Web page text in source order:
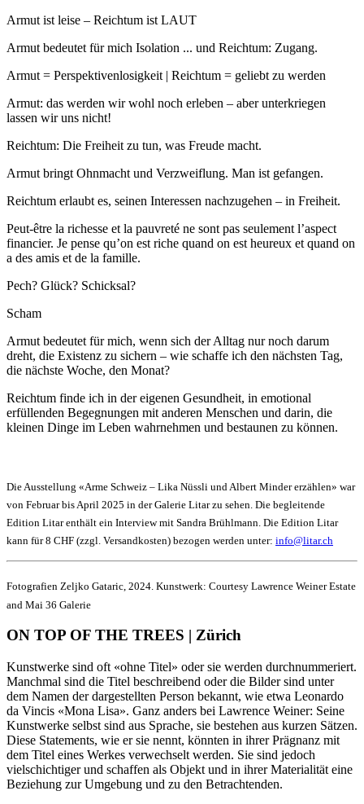
Armut ist leise – Reichtum ist LAUT
Armut bedeutet für mich Isolation ... und Reichtum: Zugang.
Armut = Perspektivenlosigkeit | Reichtum = geliebt zu werden
Armut: das werden wir wohl noch erleben – aber unterkriegen
lassen wir uns nicht!
Reichtum: Die Freiheit zu tun, was Freude macht.
Armut bringt Ohnmacht und Verzweiflung. Man ist gefangen.
Reichtum erlaubt es, seinen Interessen nachzugehen – in Freiheit.
Peut-être la richesse et la pauvreté ne sont pas seulement l’aspect
financier. Je pense qu’on est riche quand on est heureux et quand on
a des amis et de la famille.
Pech? Glück? Schicksal?
Scham
Armut bedeutet für mich, wenn sich der Alltag nur noch darum
dreht, die Existenz zu sichern – wie schaffe ich den nächsten Tag,
die nächste Woche, den Monat?
Reichtum finde ich in der eigenen Gesundheit, in emotional
erfüllenden Begegnungen mit anderen Menschen und darin, die
kleinen Dinge im Leben wahrnehmen und bestaunen zu können.
Die Ausstellung «Arme Schweiz – Lika Nüssli und Albert Minder erzählen» war
von Februar bis April 2025 in der Galerie Litar zu sehen. Die begleitende
Edition Litar enthält ein Interview mit Sandra Brühlmann. Die Edition Litar
kann für 8 CHF (zzgl. Versandkosten) bezogen werden unter: info@litar.ch
Fotografien Zeljko Gataric, 2024. Kunstwerk: Courtesy Lawrence Weiner Estate
and Mai 36 Galerie
ON TOP OF THE TREES | Zürich
Kunstwerke sind oft «ohne Titel» oder sie werden durchnummeriert.
Manchmal sind die Titel beschreibend oder die Bilder sind unter
dem Namen der dargestellten Person bekannt, wie etwa Leonardo
da Vincis «Mona Lisa». Ganz anders bei Lawrence Weiner: Seine
Kunstwerke selbst sind aus Sprache, sie bestehen aus kurzen Sätzen.
Diese Statements, wie er sie nennt, könnten in ihrer Prägnanz mit
dem Titel eines Werkes verwechselt werden. Sie sind jedoch
vielschichtiger und schaffen als Objekt und in ihrer Materialität eine
Beziehung zur Umgebung und zu den Betrachtenden.